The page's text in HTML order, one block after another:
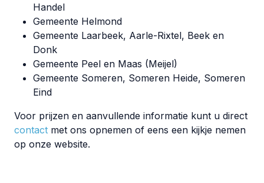
Handel
Gemeente Helmond
Gemeente Laarbeek, Aarle-Rixtel, Beek en
Donk
Gemeente Peel en Maas (Meijel)
Gemeente Someren, Someren Heide, Someren
Eind
Voor prijzen en aanvullende informatie kunt u direct
contact met ons opnemen of eens een kijkje nemen
op onze website.